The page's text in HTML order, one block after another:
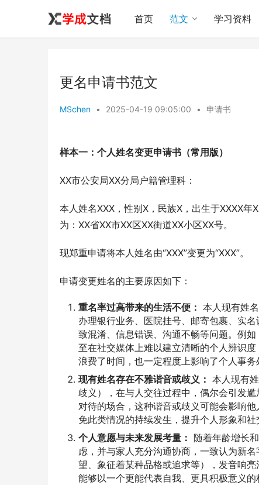
首页 范文 学习资料
更名申请书范文
MSchen • 2025-04-19 09:05:00 • 申请书
样本一：个人姓名变更申请书（常用版）
XX市公安局XX分局户籍管理科：
本人姓名XXX，性别X，民族X，出生于XXXX年
为：XX省XX市XX区XX街道XX小区XX号。
现郑重申请将本人姓名由“XXX”变更为“XXX”。
申请变更姓名的主要原因如下：
重名率过高带来的生活不便： 本人现有姓
办理银行业务、医院挂号、邮寄包裹、实
致混淆、信息错误、沟通不畅等问题。例
至在社交媒体上难以建立清晰的个人辨识
浪费了时间，也一定程度上影响了个人事务
现有姓名存在不雅谐音或歧义： 本人现有
歧义），在与人交往过程中，偶尔会引发
对待的场合，这种谐音或歧义可能会影响
免此类情况的持续发生，提升个人形象和
个人意愿与未来发展考量： 随着年龄增长
虑，并与家人充分沟通协商，一致认为新
望、象征着某种品格或追求等），发音响
能够以一个更能代表自我、更具积极意义